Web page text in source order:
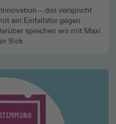
– das verspricht
ein Einfallstor gegen
sprechen wir mit Maxi
Sick.